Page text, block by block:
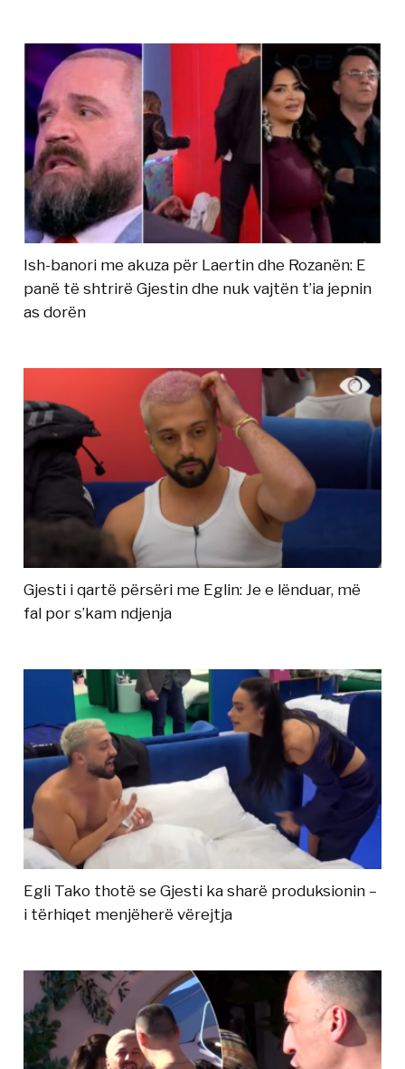
Ish-banori me akuza për Laertin dhe Rozanën: E
panë të shtrirë Gjestin dhe nuk vajtën t’ia jepnin
as dorën
Gjesti i qartë përsëri me Eglin: Je e lënduar, më
fal por s’kam ndjenja
Egli Tako thotë se Gjesti ka sharë produksionin –
i tërhiqet menjëherë vërejtja